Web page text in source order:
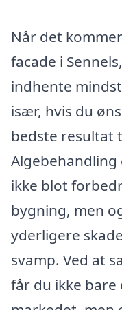
Når det
facade i
indhente
især, hvis du
bedste resultat
ikke blot
bygning, men
yderligere
svamp. Ved at
får du ikke bare